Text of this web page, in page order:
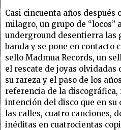
Casi cincuenta años después
milagro, un grupo de “locos”
underground desentierra las
banda y se pone en contacto
sello Madmua Records, un
el rescate de joyas
su rareza y el paso de los
referencia de la
intención del disco que en su
las calles, cuatro canciones,
inéditas en cuatrocientas